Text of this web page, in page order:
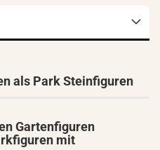
als Park Steinfiguren
Gartenfiguren
mit